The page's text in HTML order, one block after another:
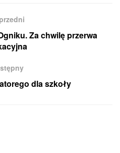
Za chwilę przerwa
dla szkoły